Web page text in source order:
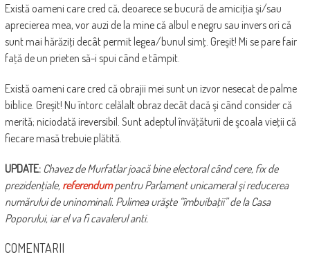
Există oameni care cred că, deoarece se bucură de amiciţia şi/sau
aprecierea mea, vor auzi de la mine că albul e negru sau invers ori că
sunt mai hărăziţi decât permit legea/bunul simţ. Greşit! Mi se pare fair
faţă de un prieten să-i spui când e tâmpit.
Există oameni care cred că obrajii mei sunt un izvor nesecat de palme
biblice. Greşit! Nu întorc celălalt obraz decât dacă şi când consider că
merită; niciodată ireversibil. Sunt adeptul învăţăturii de şcoala vieţii că
fiecare masă trebuie plătită.
UPDATE: Chavez de Murfatlar joacă bine electoral când cere, fix de
prezidenţiale, referendumpentru Parlament unicameral şi reducerea
numărului de uninominali. Pulimea urăşte “îmbuibaţii” de la Casa
Poporului, iar el va fi cavalerul anti.
COMENTARII